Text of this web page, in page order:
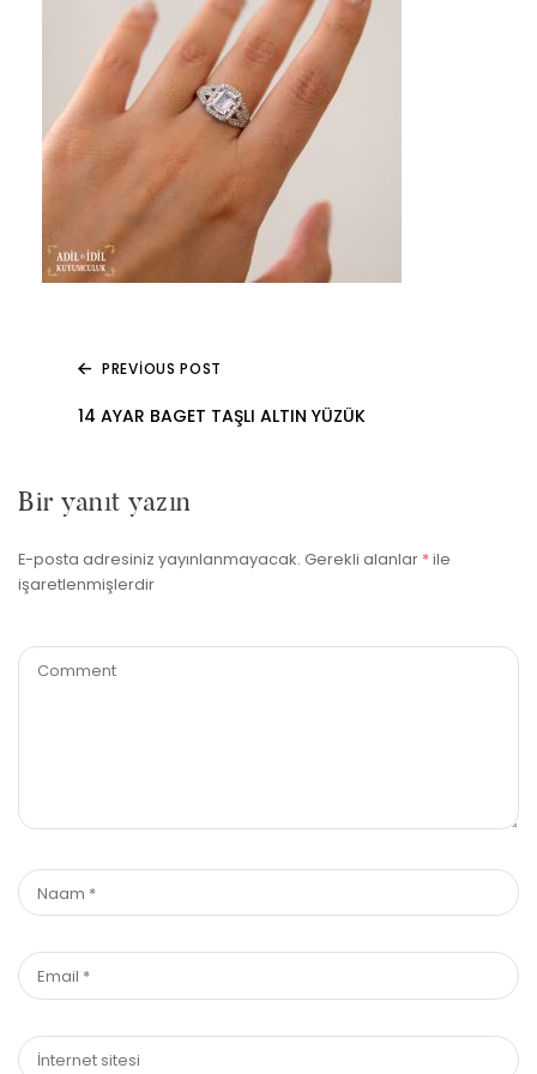
Yazı
PREVIOUS POST
14 AYAR BAGET TAŞLI ALTIN YÜZÜK
Bir yanıt yazın
E-posta adresiniz yayınlanmayacak. Gerekli alanlar *ile
işaretlenmişlerdir